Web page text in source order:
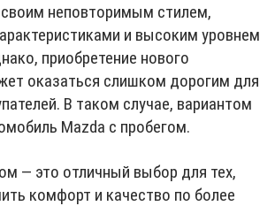
неповторимым стилем,
и высоким уровнем
приобретение нового
оказаться слишком дорогим для
В таком случае, вариантом
Mazda с пробегом.
— это отличный выбор для тех,
комфорт и качество по более